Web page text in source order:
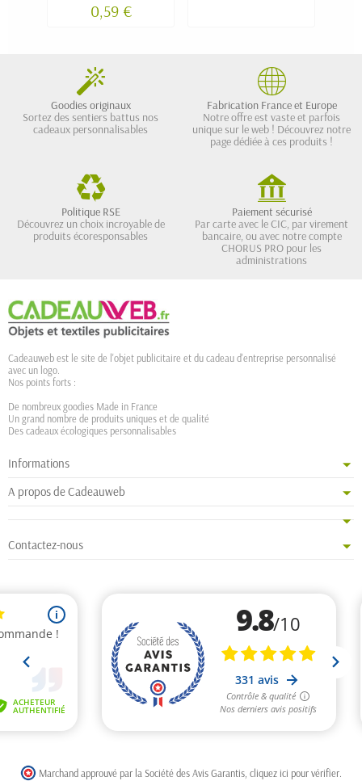
0,59 €
Goodies originaux
Sortez des sentiers battus nos
cadeaux personnalisables
Fabrication France et Europe
Notre offre est vaste et parfois
unique sur le web ! Découvrez notre
page dédiée à ces produits !
Politique RSE
Découvrez un choix incroyable de
produits écoresponsables
Paiement sécurisé
Par carte avec le CIC, par virement
bancaire, ou avec notre compte
CHORUS PRO pour les
administrations
Cadeauweb est le site de l'objet publicitaire et du cadeau d'entreprise personnalisé
avec un logo.
Nos points forts :
De nombreux goodies Made in France
Un grand nombre de produits uniques et de qualité
Des cadeaux écologiques personnalisables
Informations
A propos de Cadeauweb
Contactez-nous
Marchand approuvé par la Société des Avis Garantis, cliquez ici pour vérifier